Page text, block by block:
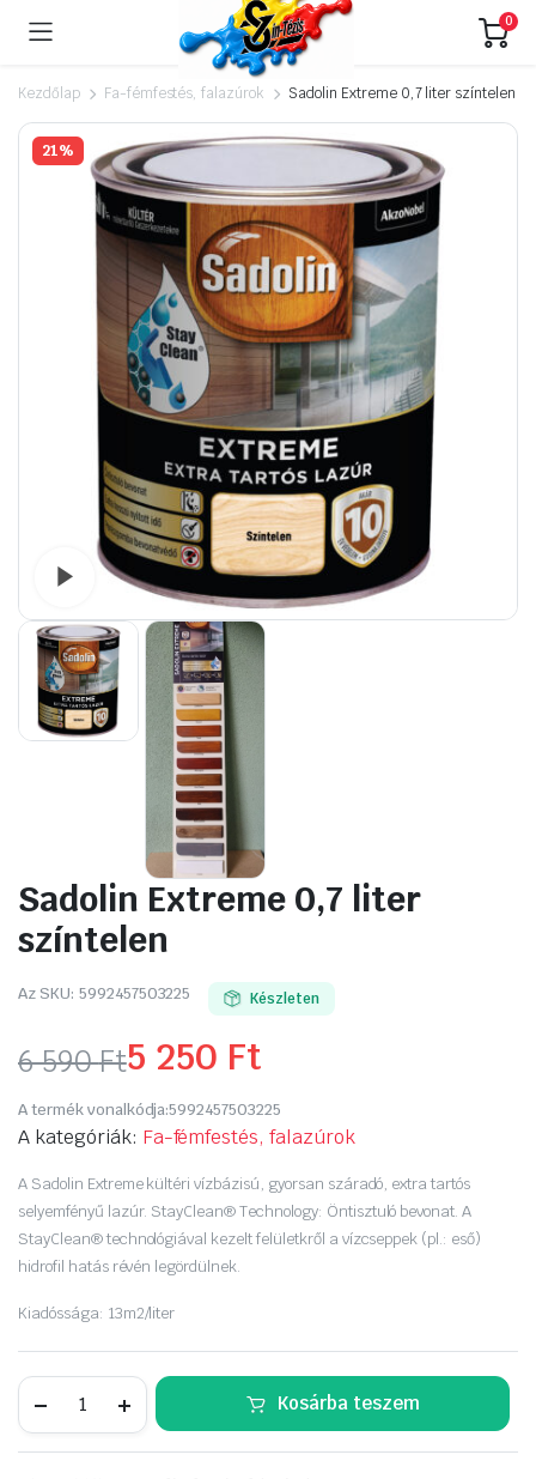
0
Kezdőlap Fa-fémfestés, falazúrok Sadolin Extreme 0,7 liter színtelen
21%
Watch video
Sadolin Extreme 0,7 liter
színtelen
Az SKU: 5992457503225 Készleten
6 590Ft
Original
price
was:
6
590 Ft.
5 250 Ft
Current
price
is:
5
250 Ft.
A termék vonalkódja:5992457503225
A kategóriák: Fa-fémfestés, falazúrok
A Sadolin Extreme kültéri vízbázisú, gyorsan száradó, extra tartós
selyemfényű lazúr. StayClean® Technology: Öntisztuló bevonat. A
StayClean® technológiával kezelt felületkről a vízcseppek (pl.: eső)
hidrofil hatás révén legördülnek.
Kiadóssága: 13m2/liter
Extreme
liter
Kosárba teszem